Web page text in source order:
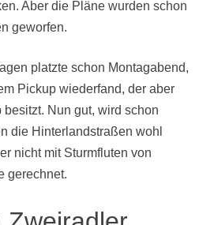
Aber die Pläne wurden schon
geworfen.
platzte schon Montagabend,
Pickup wiederfand, der aber
Nun gut, wird schon
die Hinterlandstraßen wohl
nicht mit Sturmfluten von
gerechnet.